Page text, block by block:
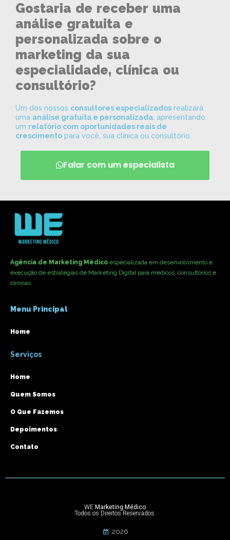
Gostaria de receber uma
análise gratuita e
personalizada sobre o
marketing da sua
especialidade, clínica ou
consultório?
Um dos nossos consultores especializados realizará
uma análise gratuita e personalizada, apresentando
um relatório com oportunidades reais de
crescimento para você, sua clínica ou consultório.
Falar com um especialista
Agência de Marketing Médico especializada em desenvolvimento e
execução de estratégias de Marketing Digital para médicos, consultórios e
clínicas.
Menu Principal
Home
Serviços
Home
Quem Somos
O Que Fazemos
Depoimentos
Contato
WEMarketing Médico
Todos os Direitos Reservados.
2026